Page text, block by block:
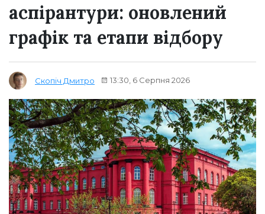
аспірантури: оновлений
графік та етапи відбору
Скопіч Дмитро 13:30, 6 Серпня 2026